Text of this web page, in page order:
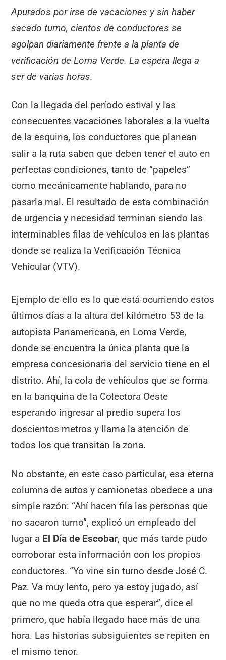
Apurados por irse de vacaciones y sin haber
sacado turno, cientos de conductores se
agolpan diariamente frente a la planta de
verificación de Loma Verde. La espera llega a
ser de varias horas.
Con la llegada del período estival y las
consecuentes vacaciones laborales a la vuelta
de la esquina, los conductores que planean
salir a la ruta saben que deben tener el auto en
perfectas condiciones, tanto de “papeles”
como mecánicamente hablando, para no
pasarla mal. El resultado de esta combinación
de urgencia y necesidad terminan siendo las
interminables filas de vehículos en las plantas
donde se realiza la Verificación Técnica
Vehicular (VTV).
Ejemplo de ello es lo que está ocurriendo estos
últimos días a la altura del kilómetro 53 de la
autopista Panamericana, en Loma Verde,
donde se encuentra la única planta que la
empresa concesionaria del servicio tiene en el
distrito. Ahí, la cola de vehículos que se forma
en la banquina de la Colectora Oeste
esperando ingresar al predio supera los
doscientos metros y llama la atención de
todos los que transitan la zona.
No obstante, en este caso particular, esa eterna
columna de autos y camionetas obedece a una
simple razón: “Ahí hacen fila las personas que
no sacaron turno”, explicó un empleado del
lugar a El Día de Escobar, que más tarde pudo
corroborar esta información con los propios
conductores. “Yo vine sin turno desde José C.
Paz. Va muy lento, pero ya estoy jugado, así
que no me queda otra que esperar”, dice el
primero, que había llegado hace más de una
hora. Las historias subsiguientes se repiten en
el mismo tenor.